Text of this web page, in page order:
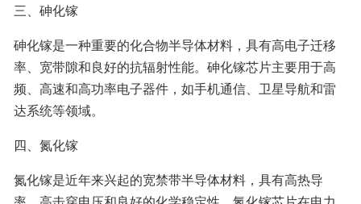
三、砷化镓
砷化镓是一种重要的化合物半导体材料，具有高电子迁移
率、宽带隙和良好的抗辐射性能。砷化镓芯片主要用于高
频、高速和高功率电子器件，如手机通信、卫星导航和雷
达系统等领域。
四、氮化镓
氮化镓是近年来兴起的宽禁带半导体材料，具有高热导